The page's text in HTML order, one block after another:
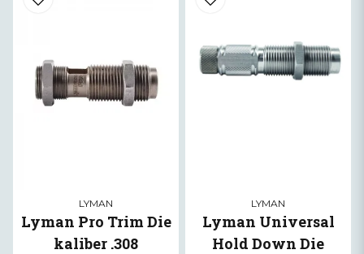
LYMAN
Lyman Pro Trim Die
kaliber .308
LYMAN
Lyman Universal
Hold Down Die